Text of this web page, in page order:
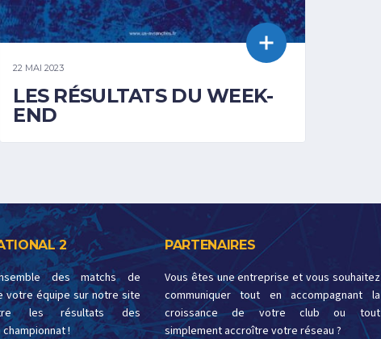
22 MAI 2023
LES RÉSULTATS DU WEEK-
END
2
des matchs de
votre équipe sur notre site
les résultats des
!
PARTENAIRES
Vous êtes une entreprise et vous souhaitez
communiquer tout en accompagnant la
croissance de votre club ou tout
simplement accroître votre réseau ?